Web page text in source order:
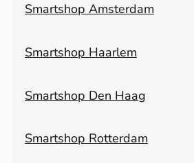
Smartshop Amsterdam
Smartshop Haarlem
Smartshop Den Haag
Smartshop Rotterdam